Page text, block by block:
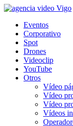
Eventos
Corporativo
Spot
Drones
Videoclip
YouTube
Otros
Vídeo
Vídeo
Vídeo
Vídeos